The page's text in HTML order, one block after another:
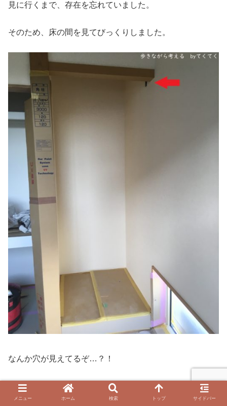
見に行くまで、存在を忘れていました。
そのため、床の間を見てびっくりしました。
なんか穴が見えてるぞ…？！
たまたま家に行った日に、丁度コンセント設置をしていた
ようです。
メニュー ホーム 検索 トップ サイドバー